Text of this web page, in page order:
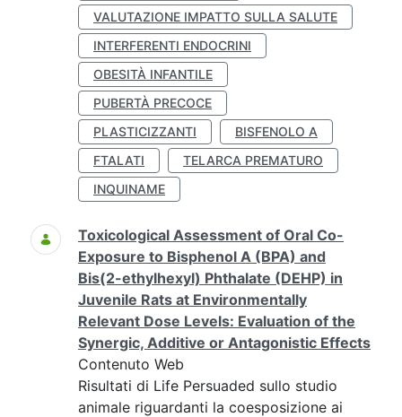
VALUTAZIONE IMPATTO SULLA SALUTE
INTERFERENTI ENDOCRINI
OBESITÀ INFANTILE
PUBERTÀ PRECOCE
PLASTICIZZANTI
BISFENOLO A
FTALATI
TELARCA PREMATURO
INQUINAME
Toxicological Assessment of Oral Co-
Exposure to Bisphenol A (BPA) and
Bis(2-ethylhexyl) Phthalate (DEHP) in
Juvenile Rats at Environmentally
Relevant Dose Levels: Evaluation of the
Synergic, Additive or Antagonistic Effects
Contenuto Web
Risultati di Life Persuaded sullo studio
animale riguardanti la coesposizione ai